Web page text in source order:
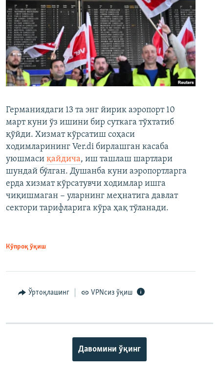
Германиядаги 13 та энг йирик аэропорт 10
март куни ўз ишини бир суткага тўхтатиб
қўйди. Хизмат кўрсатиш соҳаси
ходимларининг Ver.di бирлашган касаба
уюшмаси қайдича, иш ташлаш шартлари
шундай бўлган. Душанба куни аэропортларга
ерда хизмат кўрсатувчи ходимлар ишга
чиқишмаган − уларнинг меҳнатига давлат
сектори тарифларига кўра ҳақ тўланади.
Кўпроқ ўқиш
Ўртоқлашинг VPNсиз ўқиш
Давомини ўқинг